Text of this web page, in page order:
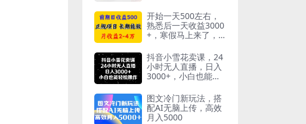
开始一天500左右，
熟悉后一天收益3000
+，寒假马上来了，
抖音小雪花卖课，24
小时无人直播，日入
3000+，小白也能轻
图文冷门新玩法，搭
配AI无脑上传，高效
月入5000